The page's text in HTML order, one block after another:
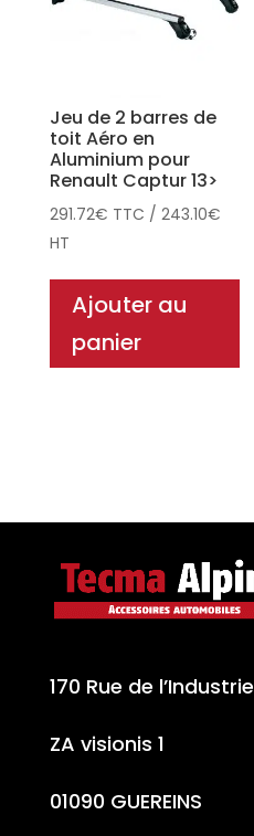
Jeu de 2 barres de
toit Aéro en
Aluminium pour
Renault Captur 13>
291.72€ TTC / 243.10€
HT
Ajouter au
panier
170 Rue de l’Industrie
ZA visionis 1
01090 GUEREINS